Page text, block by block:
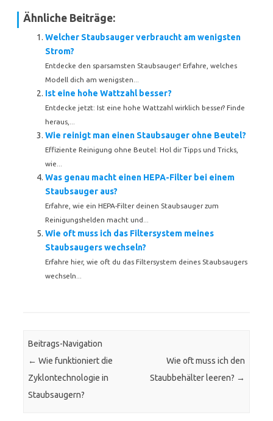
Ähnliche Beiträge:
Welcher Staubsauger verbraucht am wenigsten
Strom?
Entdecke den sparsamsten Staubsauger! Erfahre, welches
Modell dich am wenigsten...
Ist eine hohe Wattzahl besser?
Entdecke jetzt: Ist eine hohe Wattzahl wirklich besser? Finde
heraus,...
Wie reinigt man einen Staubsauger ohne Beutel?
Effiziente Reinigung ohne Beutel: Hol dir Tipps und Tricks,
wie...
Was genau macht einen HEPA-Filter bei einem
Staubsauger aus?
Erfahre, wie ein HEPA-Filter deinen Staubsauger zum
Reinigungshelden macht und...
Wie oft muss ich das Filtersystem meines
Staubsaugers wechseln?
Erfahre hier, wie oft du das Filtersystem deines Staubsaugers
wechseln...
Beitrags-Navigation
← Wie funktioniert die
Zyklontechnologie in
Staubsaugern?
Wie oft muss ich den
Staubbehälter leeren? →